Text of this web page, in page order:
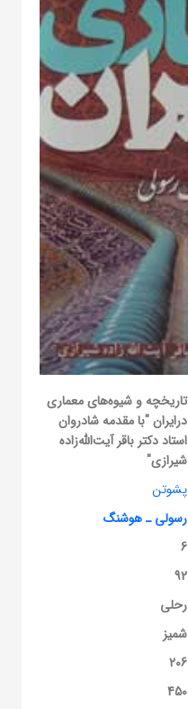
تاریخچه و شیوه‌های معماری
درایران "با مقدمه شادروان
استاد دکتر باقر آیت‌الله‌زاده‌
شیرازی"
پشوتن
رسولی ـ هوشنگ
6
92
رحلی
شمیز
206
450